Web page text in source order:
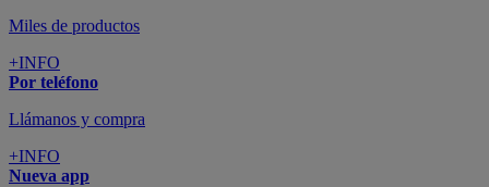
Miles de productos
+INFO
Por teléfono
Llámanos y compra
+INFO
Nueva app